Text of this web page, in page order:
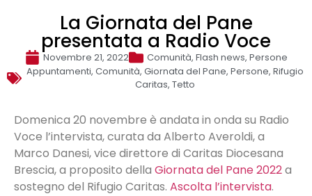
La Giornata del Pane
presentata a Radio Voce
Novembre 21, 2022 Comunità, Flash news, Persone
Appuntamenti, Comunità, Giornata del Pane, Persone, Rifugio
Caritas, Tetto
Domenica 20 novembre è andata in onda su Radio
Voce l’intervista, curata da Alberto Averoldi, a
Marco Danesi, vice direttore di Caritas Diocesana
Brescia, a proposito della Giornata del Pane 2022a
sostegno del Rifugio Caritas. Ascolta l’intervista.